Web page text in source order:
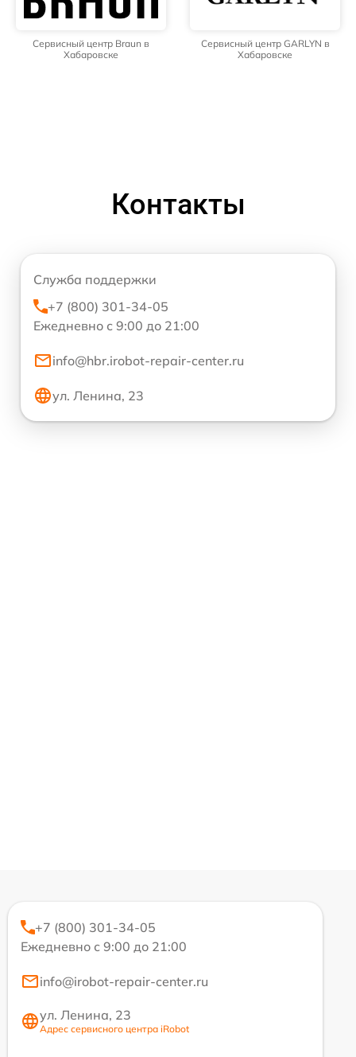
Сервисный центр Braun в
Хабаровске
Сервисный центр GARLYN в
Хабаровске
Контакты
Служба поддержки
+7 (800) 301-34-05
Ежедневно с 9:00 до 21:00
info@hbr.irobot-repair-center.ru
ул. Ленина, 23
+7 (800) 301-34-05
Ежедневно с 9:00 до 21:00
info@irobot-repair-center.ru
ул. Ленина, 23
Адрес сервисного центра iRobot